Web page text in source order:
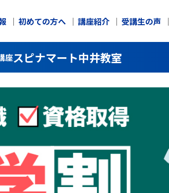
初めての方へ 講座紹介 受講生の声
座スピナマート中井教室